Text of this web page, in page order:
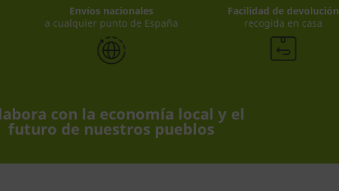
Envíos nacionales
a cualquier punto de España
Facilidad de devolución
recogida en casa
con la economía local y el
futuro de nuestros pueblos